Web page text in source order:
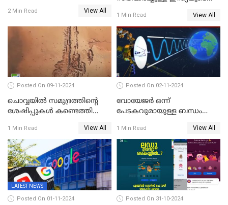
2 Min Read View All
നാളെ
1 Min Read View All
Posted On 09-11-2024
ചൊവ്വയില്‍ സമുദ്രത്തിന്റെ
ശേഷിപ്പുകള്‍ കണ്ടെത്തി
1 Min Read View All
Posted On 02-11-2024
വോയേജര്‍ ഒന്ന്
പേടകവുമായുള്ള ബന്ധം
1 Min Read View All
LATEST NEWS
Posted On 01-11-2024 Posted On 31-10-2024